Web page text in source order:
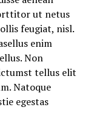
ut netus
feugiat, nisl.
enim
Non
tellus elit
Natoque
egestas